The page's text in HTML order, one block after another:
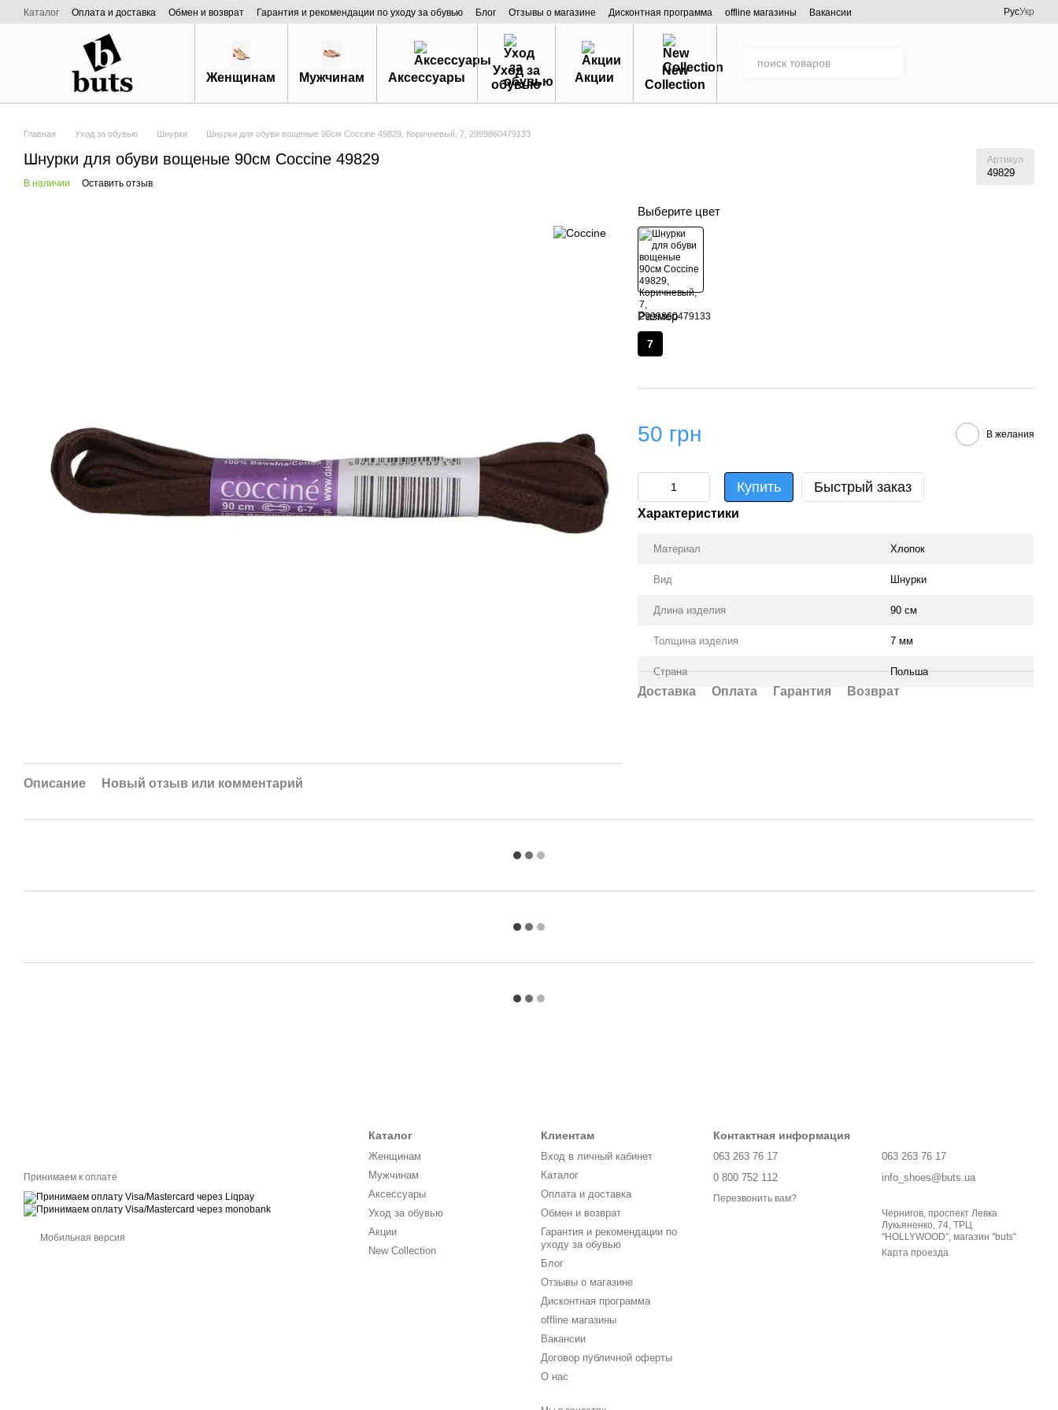
Перейти к основному контенту
Каталог Оплата и доставка Обмен и возврат Гарантия и рекомендации по уходу за обувью Блог Отзывы о магазине Дисконтная программа offline магазины
Вакансии
О нас
РусУкр
Женщинам Мужчинам Аксессуары
Уход за
обувью
Акции
New
Collection
Главная Уход за обувью Шнурки Шнурки для обуви вощеные 90см Coccine 49829, Коричневый, 7, 2999860479133
Шнурки для обуви вощеные 90см Coccine 49829 Артикул
49829
В наличии Оставить отзыв
Описание Новый отзыв или комментарий
Выберите цвет
Размер
7
50 грн В желания
Купить Быстрый заказ
Характеристики
Материал Хлопок
Вид Шнурки
Длина изделия 90 см
Толщина изделия 7 мм
Страна Польша
Доставка Оплата Гарантия Возврат
Принимаем к оплате
Мобильная версия
Каталог
Женщинам
Мужчинам
Аксессуары
Уход за обувью
Акции
New Collection
Клиентам
Вход в личный кабинет
Каталог
Оплата и доставка
Обмен и возврат
Гарантия и рекомендации по
уходу за обувью
Блог
Отзывы о магазине
Дисконтная программа
offline магазины
Вакансии
Договор публичной оферты
О нас
Контактная информация
063 263 76 17
0 800 752 112
Перезвонить вам?
063 263 76 17
info_shoes@buts.ua
Чернигов, проспект Левка
Лукьяненко, 74, ТРЦ
"HOLLYWOOD", магазин "buts"
Карта проезда